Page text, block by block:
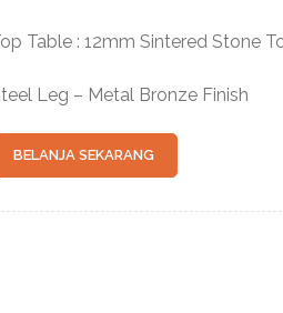
Table : 12mm Sintered Stone
Leg – Metal Bronze Finish
BELANJA SEKARANG